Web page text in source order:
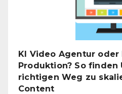
KI Video Agentur oder
Produktion? So finden
richtigen Weg zu
Content